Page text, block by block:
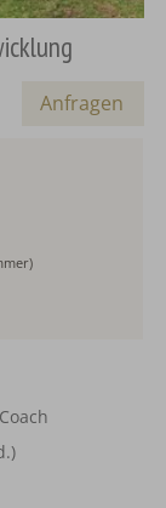
Anfragen